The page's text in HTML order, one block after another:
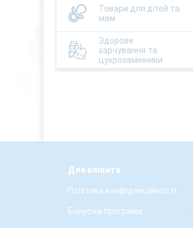
Товари для дітей та
мам
Здорове
харчування та
цукрозамінники
Для клієнта
Політика конфіденційності
Бонусна програма